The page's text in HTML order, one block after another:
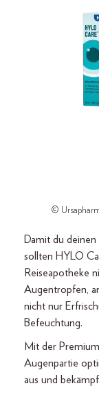
©
Damit du
sollten HYLO
Reiseapotheke
Augentropfen,
nicht nur
Befeuchtung.
Mit der
Augenpartie
aus und